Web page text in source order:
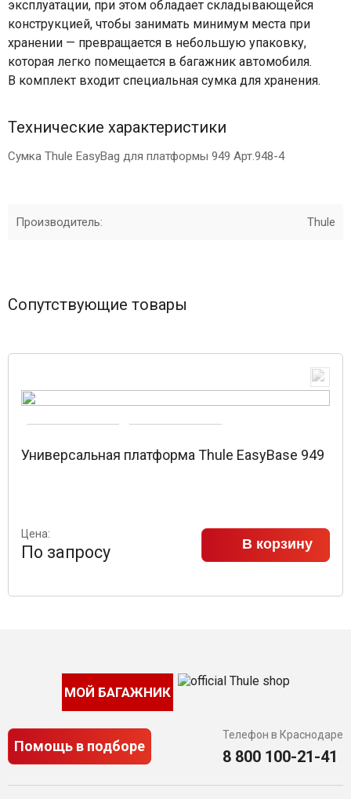
эксплуатации, при этом обладает складывающейся
конструкцией, чтобы занимать минимум места при
хранении — превращается в небольшую упаковку,
которая легко помещается в багажник автомобиля.
В комплект входит специальная сумка для хранения.
Технические характеристики
Сумка Thule EasyBag для платформы 949 Арт.948-4
Производитель: Thule
Сопутствующие товары
Универсальная платформа Thule EasyBase 949
Цена:
По запросу В корзину
МОЙ БАГАЖНИК
Помощь в подборе
Телефон в Краснодаре
8 800 100-21-41